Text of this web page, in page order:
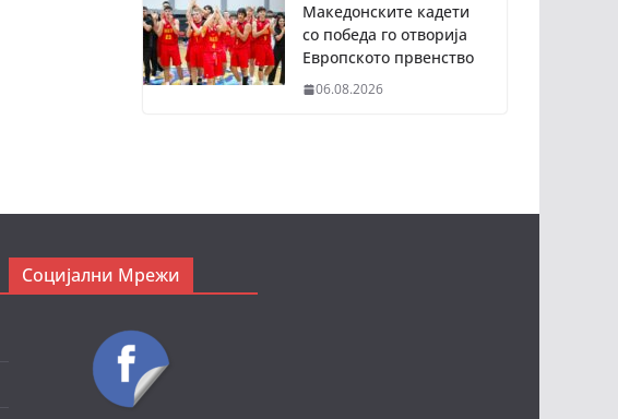
Македонските кадети
со победа го отворија
Европското првенство
06.08.2026
Социјални Мрежи